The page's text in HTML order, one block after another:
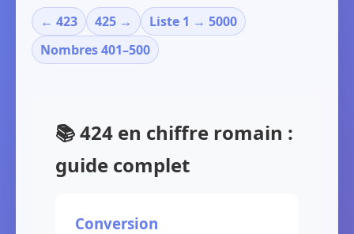
← 423 425 →
Liste 1 → 5000
Nombres 401–500
📚 424 en chiffre romain :
guide complet
Conversion